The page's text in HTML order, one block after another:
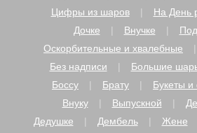
Цифры из шаров
На День
Дочке
Внучке
Оскорбительные и хвалебные
Без надписи
Большие
Боссу
Брату
Букеты
Внуку
Выпускной
Дедушке
Дембель Жене